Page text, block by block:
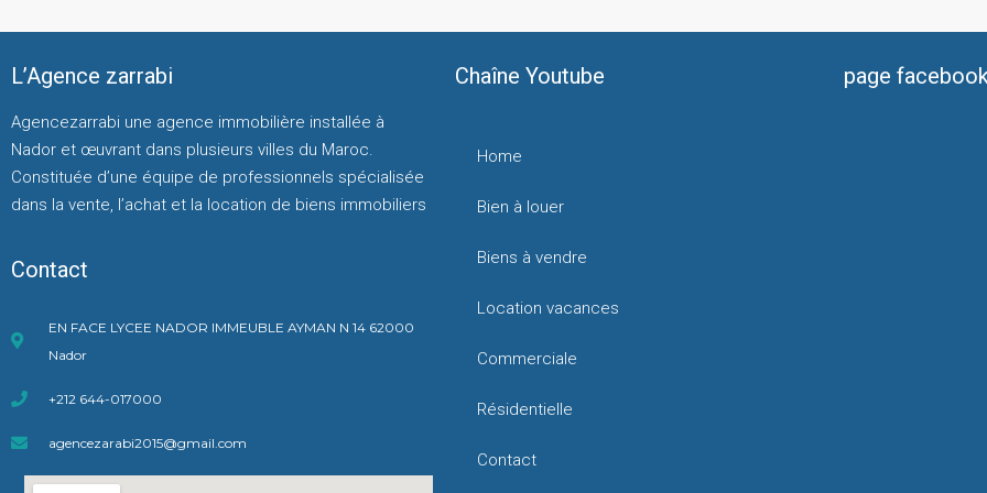
L’Agence zarrabi
Agencezarrabi une agence immobilière installée à
Nador et œuvrant dans plusieurs villes du Maroc.
Constituée d’une équipe de professionnels spécialisée
dans la vente, l’achat et la location de biens immobiliers
Contact
EN FACE LYCEE NADOR IMMEUBLE AYMAN N 14 62000
Nador
+212 644-017000
agencezarabi2015@gmail.com
Chaîne Youtube
Home
Bien à louer
Biens à vendre
Location vacances
Commerciale
Résidentielle
Contact
page